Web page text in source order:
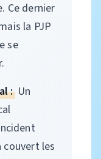
Ce dernier
la PJP
se
:Un
couvert les